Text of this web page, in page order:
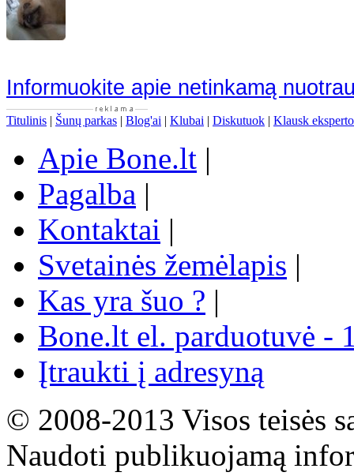
Informuokite apie netinkamą
Titulinis | Šunų parkas | Blog'ai | Klubai | Diskutuok | Klausk eksperto
Apie Bone.lt |
Pagalba |
Kontaktai |
Svetainės žemėlapis |
Kas yra šuo ? |
Bone.lt el. parduotuvė -
Įtraukti į adresyną
© 2008-2013 Visos teisės
Naudoti publikuojamą